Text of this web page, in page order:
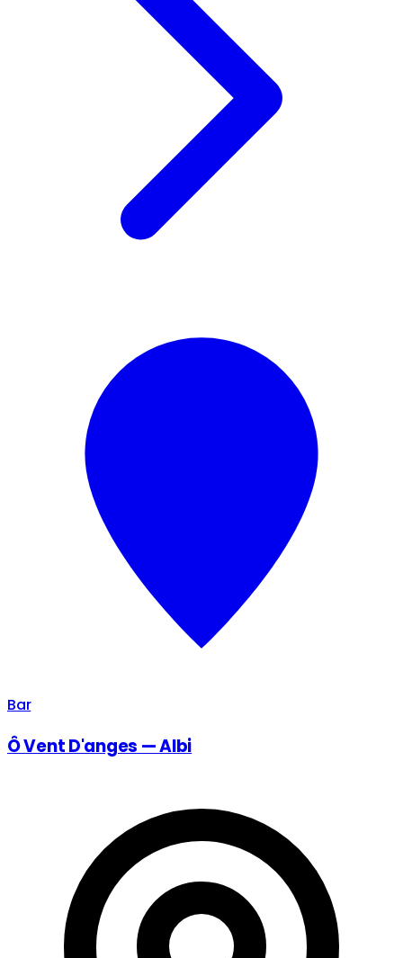
Bar
Ô Vent D'anges — Albi